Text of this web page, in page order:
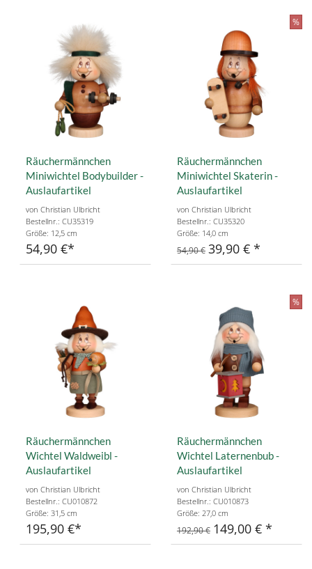
Räuchermännchen
Miniwichtel Bodybuilder -
Auslaufartikel
von Christian Ulbricht
Bestellnr.: CU35319
Größe: 12,5 cm
54,90 €
%
Räuchermännchen
Miniwichtel Skaterin -
Auslaufartikel
von Christian Ulbricht
Bestellnr.: CU35320
Größe: 14,0 cm
54,90 € 39,90 €
Räuchermännchen
Wichtel Waldweibl -
Auslaufartikel
von Christian Ulbricht
Bestellnr.: CU010872
Größe: 31,5 cm
195,90 €
%
Räuchermännchen
Wichtel Laternenbub -
Auslaufartikel
von Christian Ulbricht
Bestellnr.: CU010873
Größe: 27,0 cm
192,90 € 149,00 €